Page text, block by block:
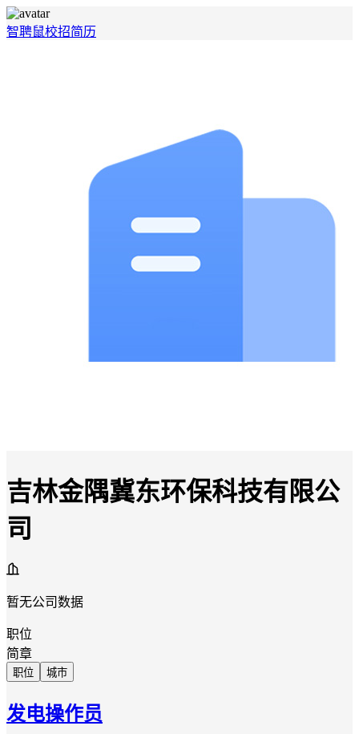
智聘鼠校招简历
吉林金隅冀东环保科技有限公
司
暂无公司数据
职位
简章
职位 城市
发电操作员